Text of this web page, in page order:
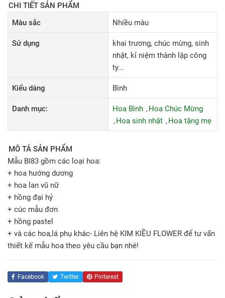
CHI TIẾT SẢN PHẨM
Màu sắc
Nhiều màu
Sử dụng
khai trương, chúc mừng, sinh
nhật, kỉ niệm thành lập công
ty...
Kiểu dáng Bình
Danh mục: Hoa Bình
Hoa Chúc Mừng
Hoa sinh nhật
Hoa tặng mẹ
MÔ TẢ SẢN PHẨM
Mẫu BI83 gồm các loại hoa:
+ hoa hướng dương
+ hoa lan vũ nữ
+ hồng đại hỷ
+ cúc mẫu đơn
+ hồng pastel
+ và các hoa,lá phụ khác- Liên hệ KIM KIỀU FLOWER để tư vấn
thiết kế mẫu hoa theo yêu cầu bạn nhé!
Facebook Twitter Pinterest